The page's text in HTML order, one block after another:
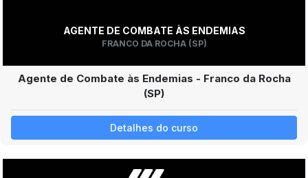
AGENTE DE COMBATE ÀS ENDEMIAS
FRANCO DA ROCHA (SP)
Agente de Combate às Endemias - Franco da Rocha
(SP)
Detalhes do curso